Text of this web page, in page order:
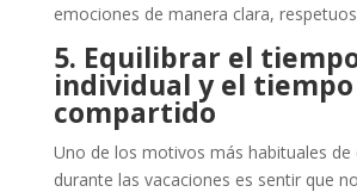
emociones de manera clara,
5. Equilibrar el
individual y el tiempo
compartido
Uno de los motivos más habituales de
durante las vacaciones es sentir que